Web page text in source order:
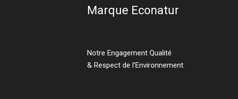
Marque Econatur
Notre Engagement Qualité
& Respect de l’Environnement